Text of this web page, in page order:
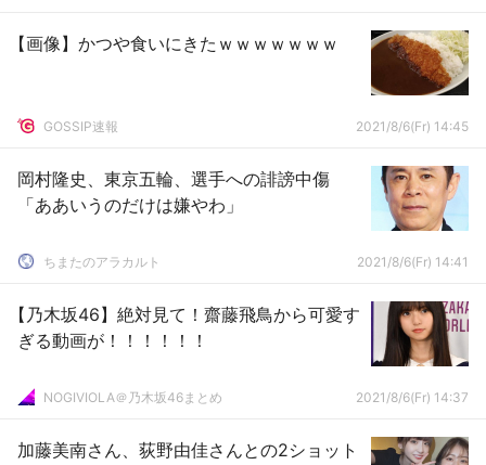
【画像】かつや食いにきたｗｗｗｗｗｗｗ
GOSSIP速報 2021/8/6(Fr) 14:45
岡村隆史、東京五輪、選手への誹謗中傷
「ああいうのだけは嫌やわ」
ちまたのアラカルト 2021/8/6(Fr) 14:41
【乃木坂46】絶対見て！齋藤飛鳥から可愛す
ぎる動画が！！！！！！
NOGIVIOLA＠乃木坂46まとめ 2021/8/6(Fr) 14:37
加藤美南さん、荻野由佳さんとの2ショット